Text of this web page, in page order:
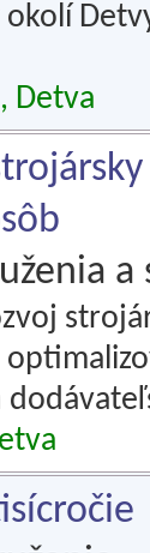
okolí
Detva
a